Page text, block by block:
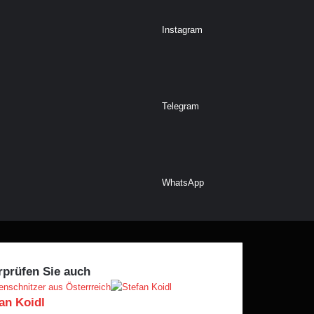
Instagram
Telegram
WhatsApp
Sie auch
aus Österrreich
Koidl